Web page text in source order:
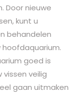
Door nieuwe
kunt u
behandelen
goed is
veilig
gaan uitmaken